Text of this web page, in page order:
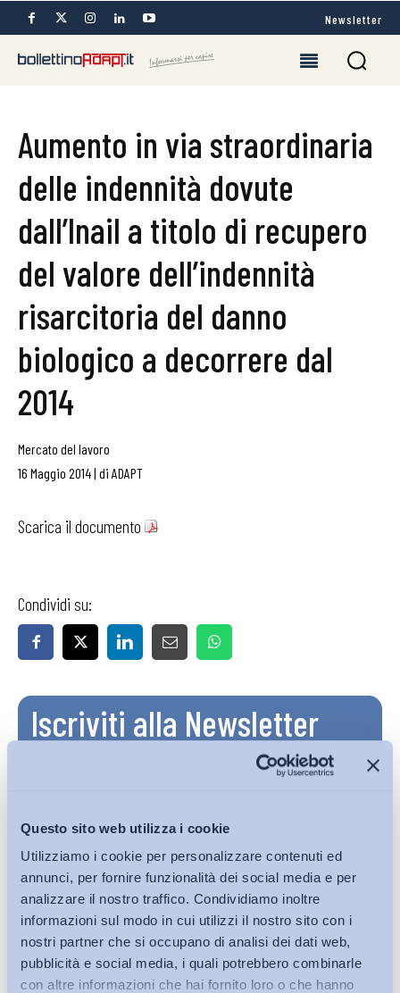
Questo sito web utilizza i cookie
Utilizziamo i cookie per personalizzare contenuti ed
annunci, per fornire funzionalità dei social media e per
analizzare il nostro traffico. Condividiamo inoltre
informazioni sul modo in cui utilizzi il nostro sito con i
nostri partner che si occupano di analisi dei dati web,
pubblicità e social media, i quali potrebbero combinarle
con altre informazioni che hai fornito loro o che hanno
Newsletter
Aumento in via straordinaria
delle indennità dovute
dall’Inail a titolo di recupero
del valore dell’indennità
risarcitoria del danno
biologico a decorrere dal
2014
Mercato del lavoro
16 Maggio 2014| di ADAPT
Scarica il documento
Condividi su:
Iscriviti alla Newsletter